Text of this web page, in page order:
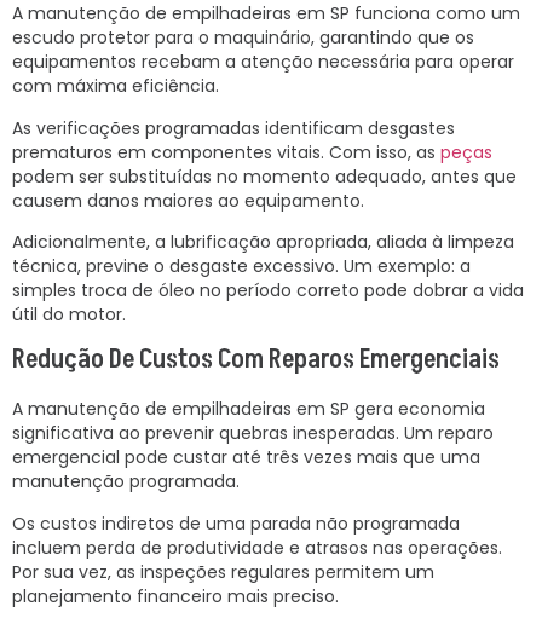
A manutenção de empilhadeiras em SP funciona como um
escudo protetor para o maquinário, garantindo que os
equipamentos recebam a atenção necessária para operar
com máxima eficiência.
As verificações programadas identificam desgastes
prematuros em componentes vitais. Com isso, as peças
podem ser substituídas no momento adequado, antes que
causem danos maiores ao equipamento.
Adicionalmente, a lubrificação apropriada, aliada à limpeza
técnica, previne o desgaste excessivo. Um exemplo: a
simples troca de óleo no período correto pode dobrar a vida
útil do motor.
Redução De Custos Com Reparos Emergenciais
A manutenção de empilhadeiras em SP gera economia
significativa ao prevenir quebras inesperadas. Um reparo
emergencial pode custar até três vezes mais que uma
manutenção programada.
Os custos indiretos de uma parada não programada
incluem perda de produtividade e atrasos nas operações.
Por sua vez, as inspeções regulares permitem um
planejamento financeiro mais preciso.